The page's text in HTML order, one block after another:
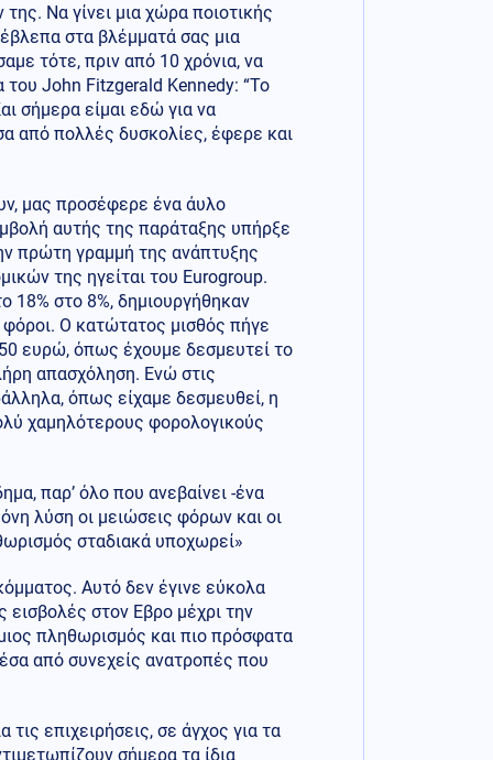
Να γίνει μια χώρα ποιοτικής
στα βλέμματά σας μια
τότε, πριν από 10 χρόνια, να
του John Fitzgerald Kennedy: “Το
σήμερα είμαι εδώ για να
από πολλές δυσκολίες, έφερε και
μας προσέφερε ένα άυλο
αυτής της παράταξης υπήρξε
πρώτη γραμμή της ανάπτυξης
της ηγείται του Eurogroup.
18% στο 8%, δημιουργήθηκαν
Ο κατώτατος μισθός πήγε
ευρώ, όπως έχουμε δεσμευτεί το
απασχόληση. Ενώ στις
όπως είχαμε δεσμευθεί, η
χαμηλότερους φορολογικούς
παρ’ όλο που ανεβαίνει -ένα
λύση οι μειώσεις φόρων και οι
σταδιακά υποχωρεί»
Αυτό δεν έγινε εύκολα
στον Εβρο μέχρι την
πληθωρισμός και πιο πρόσφατα
από συνεχείς ανατροπές που
επιχειρήσεις, σε άγχος για τα
σήμερα τα ίδια